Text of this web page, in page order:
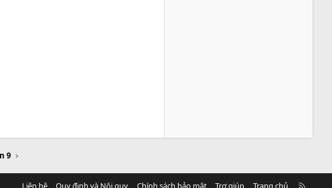
9
Liên hệ Quy định và Nội quy Chính sách bảo mật Trợ giúp Trang chủ